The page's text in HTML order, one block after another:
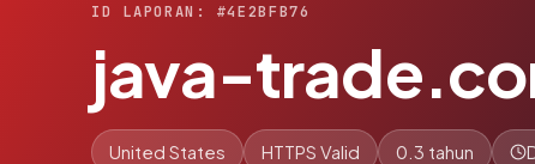
ID LAPORAN: #4E2BFB76
java-
United States HTTPS Valid 0.3 tahun